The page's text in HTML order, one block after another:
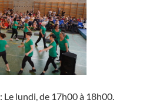
: Le lundi, de 17h00 à 18h00.